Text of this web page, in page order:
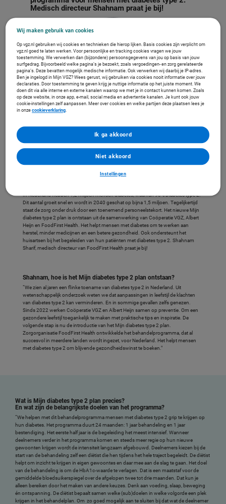
Medisch directeur Shahnam praat je bij!
Medisch directeur FoodFirst Health
Specialist geriatrie
In Nederland hebben 1,2 miljoen mensen diabetes, waarvan 90% Diabetes type 2.
Dit aantal groeit snel en wordt in 2040 geschat op bijna 1,5 miljoen. Tegelijkertijd
staat de zorg onder druk door een toenemend personeelstekort. Het nieuwe Mijn
diabetes type 2 plan is ontstaan uit de samenwerking van Coöperatie VGZ, Albert
Heijn en FoodFirst Health. Het helpt mensen met diabetes om te werken aan
herstel, minder medicijnen en een betere gezondheid. Ook ondersteunt het
huisartsen bij het begeleiden van hun patiënten met diabetes type 2. Shahnam
Sharif, medisch directeur van FoodFirst Health praat je bij!
Shahnam, hoe is het Mijn diabetes type 2 plan ontstaan?
“We zien al jaren een flinke toename van diabetes type 2 in Nederland. Uit
wetenschappelijk onderzoek weten we dat aanpassingen in leefstijl de klachten
van diabetes type 2 kan verminderen. En in sommige gevallen zelfs genezen.
Sinds 2022 werken Coöperatie VGZ en Albert Heijn samen op preventie. Om een
gezondere leefstijl toegankelijk te maken met praktische tips en inspiratie. De
volgende stap is nu de introductie van het Mijn diabetes type 2 plan.
Zorgorganisatie FoodFirst Health ontwikkelde het behandelprogramma, dat al
succesvol in meerdere landen wordt ingezet, voor Nederland. Het helpt mensen
met diabetes type 2 om blijvende gezondheidswinst te boeken."
Wat is Mijn diabetes type 2 plan precies?
En wat zijn de belangrijkste doelen van het programma?
“We helpen met dit behandelprogramma mensen met diabetes type 2 grip te krijgen op
hun diabetes. Het programma duurt 24 maanden: 1 jaar behandeling en 1 jaar
bestendiging. Het eerste half jaar is de begeleiding het meest intensief. Wanneer
deelnemers verder in het programma komen en steeds meer regie op hun nieuwe
gewoonten krijgen wordt de intensiteit langzaam afgebouwd. Deelnemers kiezen bij de
start van de behandeling zelf een diëtist die hen tijdens het hele traject begeleidt. De diëtist
helpt om inzicht te krijgen in eigen gewoontes en daar mee aan de slag te gaan. Het doel
van de behandeling is om de HbA1c-waarde te verlagen. Dat is een maatstaf voor de
gemiddelde bloedsuikerspiegel over de afgelopen twee tot drie maanden. Dat kun je
alleen bereiken door het maken van andere keuzes. Denk aan voeding, slaap, beweging
én ontspanning. De diëtist bepaalt samen welke (sub)doelen in welke volgorde een plek
krijgen in het behandelplan. Om zo goed mogelijk aan te sluiten bij dat wat de deelnemer
Wij maken gebruik van cookies
Op vgz.nl gebruiken wij cookies en technieken die hierop lijken. Basis cookies zijn verplicht om
vgz.nl goed te laten werken. Voor persoonlijke en tracking cookies vragen we jouw
toestemming. We verwerken dan (bijzondere) persoonsgegevens van jou op basis van jouw
surfgedrag. Bijvoorbeeld welke pagina’s je bezoekt, zoals vergoedingen- en zorg gerelateerde
pagina’s. Deze bevatten mogelijk medische informatie. Ook verwerken wij daarbij je IP-adres.
Ben je ingelogd in Mijn VGZ? Wees gerust, wij gebruiken via cookies nooit informatie over jouw
declaraties. Door toestemming te geven krijg je nuttige informatie op het juiste moment. We
doen dit via alle interne en externe kanalen waarop we met je in contact kunnen komen. Zoals
op deze website, in onze app, e-mail, social media en advertentie kanalen. Je kunt ook jouw
cookie-instellingen zelf aanpassen. Meer over cookies en welke partijen deze plaatsen lees je
in onzecookieverklaring.
Instellingen
Niet akkoord
Ik ga akkoord